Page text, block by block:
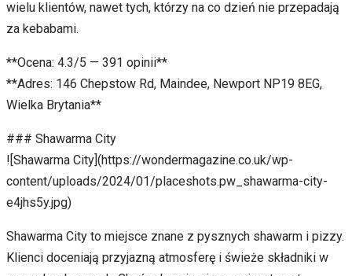
wielu klientów, nawet tych, którzy na co dzień nie przepadają
za kebabami.
**Ocena: 4.3/5 — 391 opinii**
**Adres: 146 Chepstow Rd, Maindee, Newport NP19 8EG,
Wielka Brytania**
### Shawarma City
![Shawarma City](https://wondermagazine.co.uk/wp-
content/uploads/2024/01/placeshots.pw_shawarma-city-
e4jhs5y.jpg)
Shawarma City to miejsce znane z pysznych shawarm i pizzy.
Klienci doceniają przyjazną atmosferę i świeże składniki w